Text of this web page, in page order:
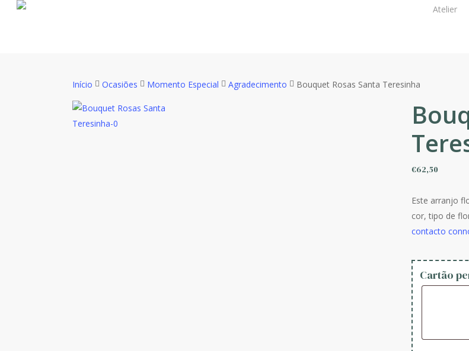
Atelier
Início Ocasiões Momento Especial Agradecimento Bouquet Rosas Santa Teresinha
€62,50
Este arranjo
cor, tipo de
contacto
Cartão